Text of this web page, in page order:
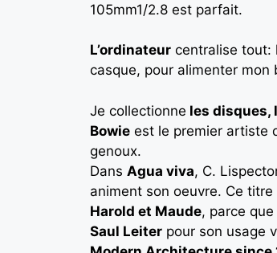
105mm1/2.8 est parfait.
L’ordinateur centralise tout:
casque, pour alimenter
Je collectionne les disques,
Bowie est le premier artiste
genoux.
Dans Agua viva, C.
animent son oeuvre. Ce
Harold et Maude, parce
Saul Leiter pour son usage